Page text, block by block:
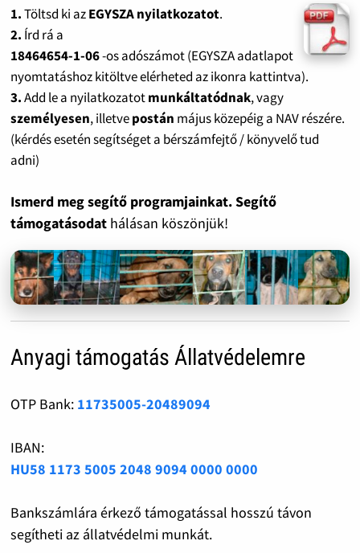
1.Töltsd ki azEGYSZA nyilatkozatot.
2. Írd rá a
18464654-1-06-os adószámot (EGYSZA adatlapot
nyomtatáshoz kitöltve elérheted az ikonra kattintva).
3.Add le a nyilatkozatotmunkáltatódnak, vagy
személyesen, illetvepostán május közepéig a NAV részére.
(kérdés esetén segítséget a bérszámfejtő / könyvelő tud
adni)
Ismerd meg segítő programjainkat. Segítő
támogatásodat hálásan köszönjük!
Anyagi támogatás Állatvédelemre
OTP Bank: 11735005-20489094
IBAN:
HU58 1173 5005 2048 9094 0000 0000
Bankszámlára érkező támogatással hosszú távon
segítheti az állatvédelmi munkát.